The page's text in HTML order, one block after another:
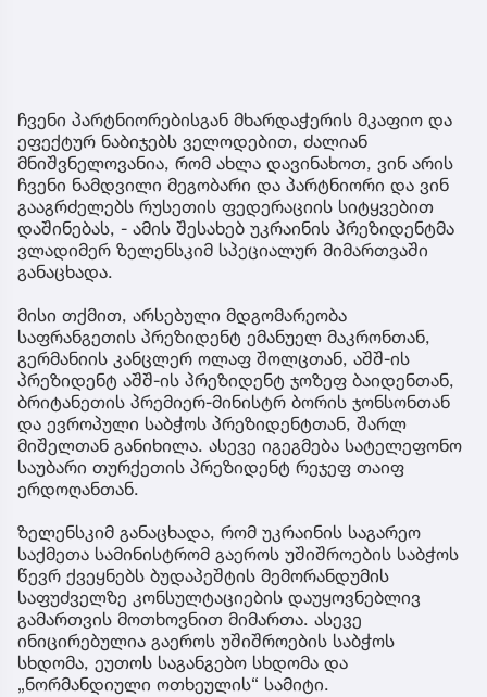
ჩვენი პარტნიორებისგან მხარდაჭერის მკაფიო და
ეფექტურ ნაბიჯებს ველოდებით, ძალიან
მნიშვნელოვანია, რომ ახლა დავინახოთ, ვინ არის
ჩვენი ნამდვილი მეგობარი და პარტნიორი და ვინ
გააგრძელებს რუსეთის ფედერაციის სიტყვებით
დაშინებას, - ამის შესახებ უკრაინის პრეზიდენტმა
ვლადიმერ ზელენსკიმ სპეციალურ მიმართვაში
განაცხადა.
მისი თქმით, არსებული მდგომარეობა
საფრანგეთის პრეზიდენტ ემანუელ მაკრონთან,
გერმანიის კანცლერ ოლაფ შოლცთან, აშშ-ის
პრეზიდენტ აშშ-ის პრეზიდენტ ჯოზეფ ბაიდენთან,
ბრიტანეთის პრემიერ-მინისტრ ბორის ჯონსონთან
და ევროპული საბჭოს პრეზიდენტთან, შარლ
მიშელთან განიხილა. ასევე იგეგმება სატელეფონო
საუბარი თურქეთის პრეზიდენტ რეჯეფ თაიფ
ერდოღანთან.
ზელენსკიმ განაცხადა, რომ უკრაინის საგარეო
საქმეთა სამინისტრომ გაეროს უშიშროების საბჭოს
წევრ ქვეყნებს ბუდაპეშტის მემორანდუმის
საფუძველზე კონსულტაციების დაუყოვნებლივ
გამართვის მოთხოვნით მიმართა. ასევე
ინიცირებულია გაეროს უშიშროების საბჭოს
სხდომა, ეუთოს საგანგებო სხდომა და
„ნორმანდიული ოთხეულის“ სამიტი.